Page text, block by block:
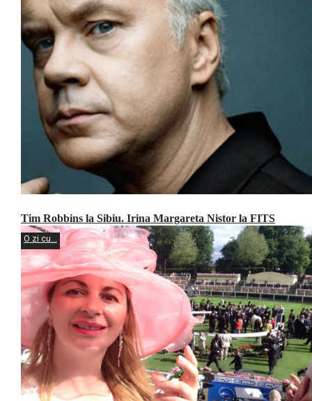
Tim Robbins la Sibiu. Irina Margareta Nistor la FITS
O zi cu...